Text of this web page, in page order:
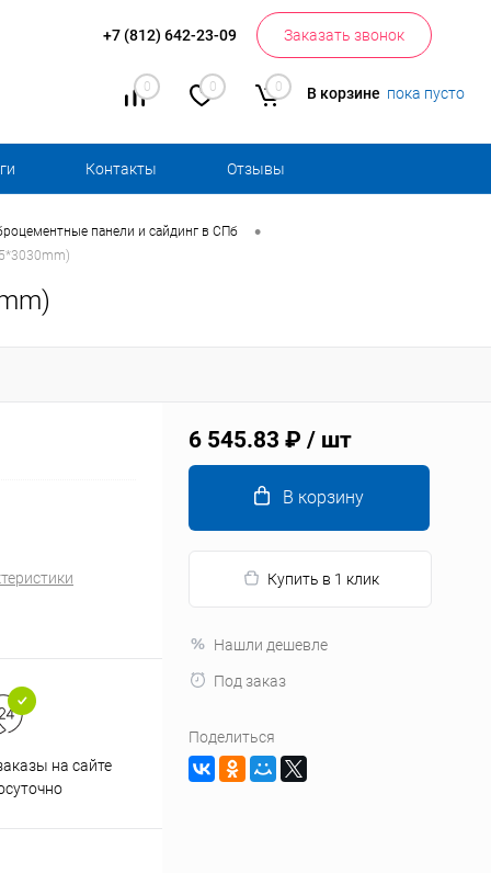
+7 (812) 642-23-09 Заказать звонок
0 0 0 В корзине пока пусто
Контакты Отзывы
панели и сайдинг в СПб •
на сайте
Профессиональная помощь в
6 545.83 ₽ / шт
В корзину
Купить в 1 клик
Нашли дешевле
Под заказ
Поделиться